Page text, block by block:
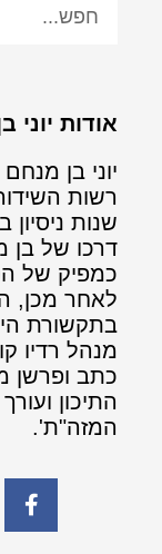
אודות יוני
יוני בן
רשות
שנות
דרכו של
כמפיק של
לאחר מכן,
בתקשורת
מנהל רדיו
כתב ופרשן
התיכון
המזה"ת'.